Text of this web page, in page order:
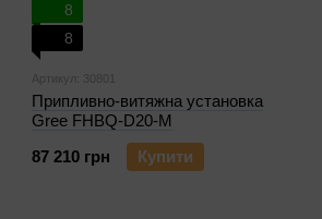
8
8
Артикул: 30801
Припливно-витяжна установка
Gree FHBQ-D20-M
87 210 грн
Купити